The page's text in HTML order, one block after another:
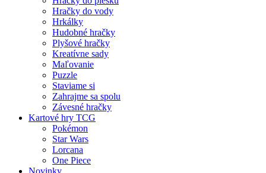
Hračky do vody
Hrkálky
Hudobné hračky
Plyšové hračky
Kreatívne sady
Maľovanie
Puzzle
Staviame si
Zahrajme sa spolu
Závesné hračky
Kartové hry TCG
Pokémon
Star Wars
Lorcana
One Piece